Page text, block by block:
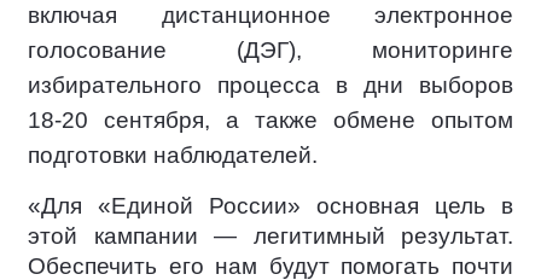
включая дистанционное электронное
голосование (ДЭГ), мониторинге
избирательного процесса в дни выборов
18-20 сентября, а также обмене опытом
подготовки наблюдателей.
«Для «Единой России» основная цель в
этой кампании — легитимный результат.
Обеспечить его нам будут помогать почти